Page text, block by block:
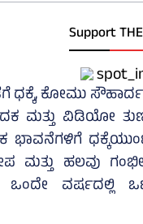
Support
ಕೋಮು
ಮತ್ತು ವಿಡಿಯೋ
ಭಾವನೆಗಳಿಗೆ
ಹಲವು
ವರ್ಷದಲ್ಲಿ